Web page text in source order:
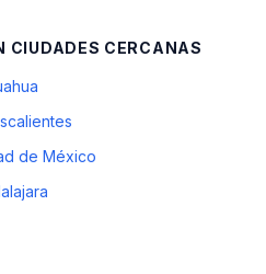
CIUDADES CERCANAS
de México